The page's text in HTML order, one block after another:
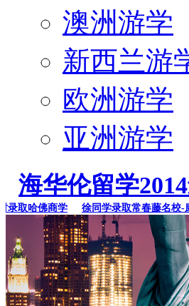
澳洲游学
新西兰游
欧洲游学
亚洲游学
海华伦留学
取哈佛商学 徐同学录取常春藤名校-康